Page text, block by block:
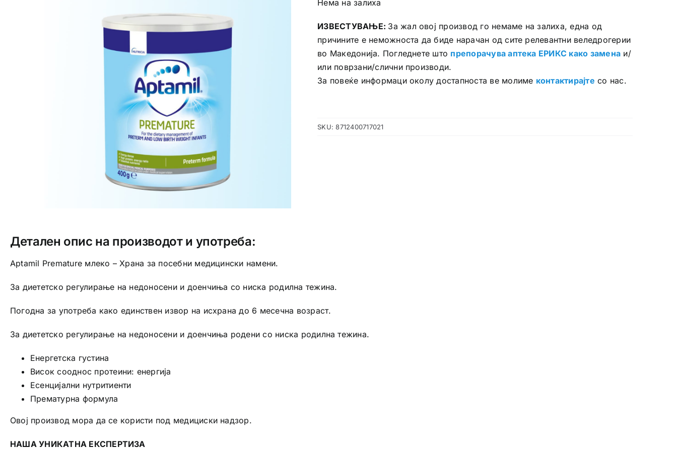
Нема на залиха
ИЗВЕСТУВАЊЕ: За жал овој производ го немаме на залиха, една од
причините е неможноста да биде нарачан од сите релевантни веледрогерии
во Македонија. Погледнете што препорачува аптека ЕРИКС како замена и/
или поврзани/слични производи.
За повеќе информаци околу достапноста ве молиме контактирајте со нас.
SKU:8712400717021
Детален опис на производот и употреба:
Aptamil Premature млеко – Храна за посебни медицински намени.
За диететско регулирање на недоносени и доенчиња со ниска родилна тежина.
Погодна за употреба како единствен извор на исхрана до 6 месечна возраст.
За диететско регулирање на недоносени и доенчиња родени со ниска родилна тежина.
Енергетска густина
Висок сооднос протеини: енергија
Есенцијални нутритиенти
Прематурна формула
Овој производ мора да се користи под медициски надзор.
НАША УНИКАТНА ЕКСПЕРТИЗА